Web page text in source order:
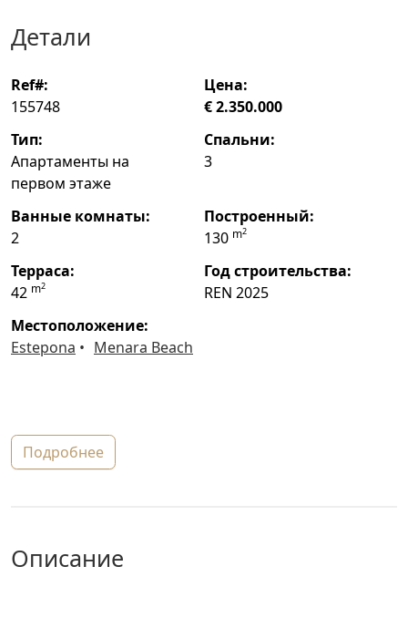
детали
ref#:
155748
цена:
€ 2.350.000
тип:
Апартаменты на
первом этаже
спальни:
3
ванные комнаты:
2
построенный:
130 m2
терраса:
42 m2
год строительства:
REN 2025
местоположение:
Estepona
Menara Beach
подробнее
описание